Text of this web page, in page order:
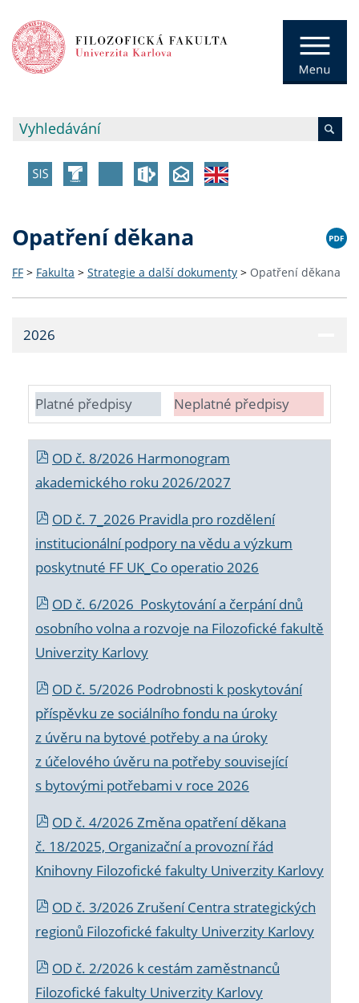
Opatření děkana
FF > Fakulta > Strategie a další dokumenty > Opatření děkana
2026
Platné předpisy Neplatné předpisy
OD č. 8/2026 Harmonogram
akademického roku 2026/2027
OD č. 7_2026 Pravidla pro rozdělení
institucionální podpory na vědu a výzkum
poskytnuté FF UK_Co operatio 2026
OD č. 6/2026 Poskytování a čerpání dnů
osobního volna a rozvoje na Filozofické fakultě
Univerzity Karlovy
OD č. 5/2026 Podrobnosti k poskytování
příspěvku ze sociálního fondu na úroky
z úvěru na bytové potřeby a na úroky
z účelového úvěru na potřeby související
s bytovými potřebami v roce 2026
OD č. 4/2026 Změna opatření děkana
č. 18/2025, Organizační a provozní řád
Knihovny Filozofické fakulty Univerzity Karlovy
OD č. 3/2026 Zrušení Centra strategických
regionů Filozofické fakulty Univerzity Karlovy
OD č. 2/2026 k cestám zaměstnanců
Filozofické fakulty Univerzity Karlovy